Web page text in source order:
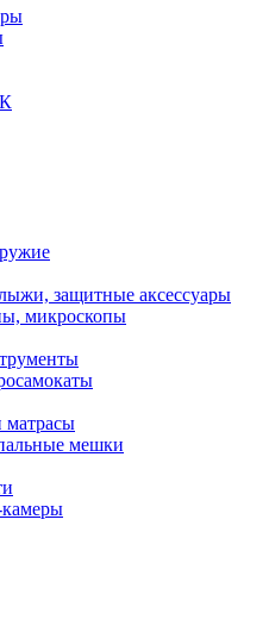
защитные аксессуары
микроскопы
матрасы
мешки